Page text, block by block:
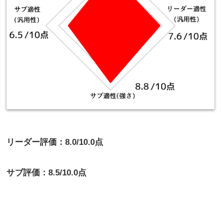
リーダー評価：8.0/10.0点
サブ評価：8.5/10.0点